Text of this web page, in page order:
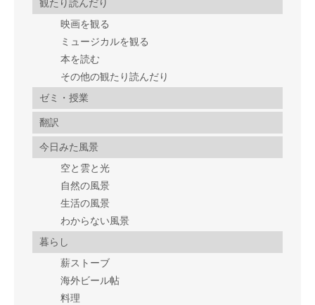
観たり読んだり
映画を観る
ミュージカルを観る
本を読む
その他の観たり読んだり
ゼミ・授業
翻訳
今日みた風景
空と雲と光
自然の風景
生活の風景
わからない風景
暮らし
薪ストーブ
海外ビール帖
料理